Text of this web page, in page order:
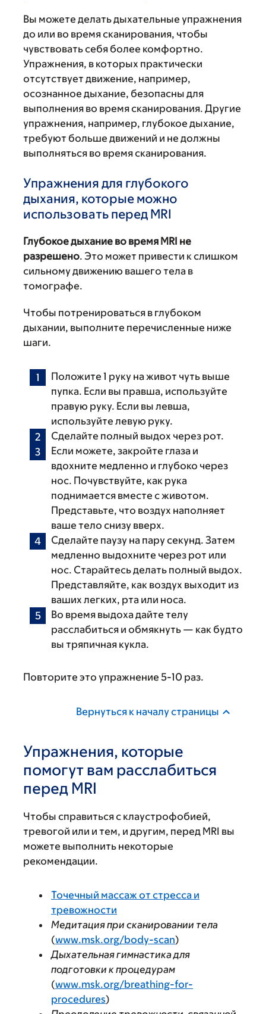
Вы можете делать дыхательные упражнения
до или во время сканирования, чтобы
чувствовать себя более комфортно.
Упражнения, в которых практически
отсутствует движение, например,
осознанное дыхание, безопасны для
выполнения во время сканирования. Другие
упражнения, например, глубокое дыхание,
требуют больше движений и не должны
выполняться во время сканирования.
Упражнения для глубокого
дыхания, которые можно
использовать перед MRI
Глубокое дыхание во время MRI не
разрешено. Это может привести к слишком
сильному движению вашего тела в
томографе.
Чтобы потренироваться в глубоком
дыхании, выполните перечисленные ниже
шаги.
Положите 1 руку на живот чуть выше
пупка. Если вы правша, используйте
правую руку. Если вы левша,
используйте левую руку.
Сделайте полный выдох через рот.
Если можете, закройте глаза и
вдохните медленно и глубоко через
нос. Почувствуйте, как рука
поднимается вместе с животом.
Представьте, что воздух наполняет
ваше тело снизу вверх.
Сделайте паузу на пару секунд. Затем
медленно выдохните через рот или
нос. Старайтесь делать полный выдох.
Представляйте, как воздух выходит из
ваших легких, рта или носа.
Во время выдоха дайте телу
расслабиться и обмякнуть — как будто
вы тряпичная кукла.
Повторите это упражнение 5-10 раз.
Вернуться к началу страницы
Упражнения, которые
помогут вам расслабиться
перед MRI
Чтобы справиться с клаустрофобией,
тревогой или и тем, и другим, перед MRI вы
можете выполнить некоторые
рекомендации.
Точечный массаж от стресса и
тревожности
Медитация при сканировании тела
(www.msk.org/body-scan)
Дыхательная гимнастика для
подготовки к процедурам
(www.msk.org/breathing-for-
procedures)